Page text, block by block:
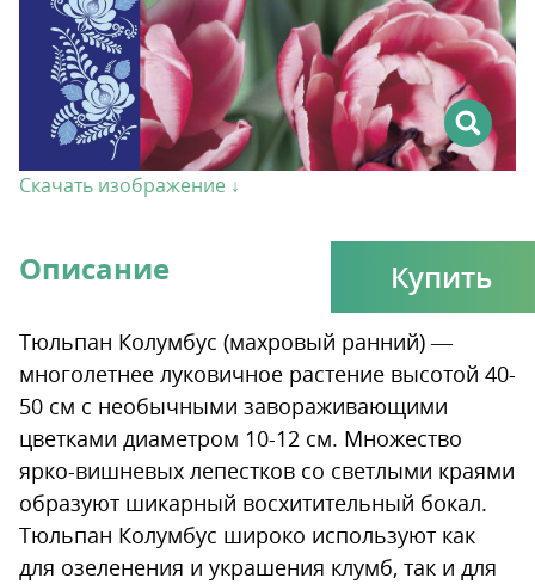
Скачать изображение ↓
Купить
Описание
Тюльпан Колумбус (махровый ранний) —
многолетнее луковичное растение высотой 40-
50 см с необычными завораживающими
цветками диаметром 10-12 см. Множество
ярко-вишневых лепестков со светлыми краями
образуют шикарный восхитительный бокал.
Тюльпан Колумбус широко используют как
для озеленения и украшения клумб, так и для